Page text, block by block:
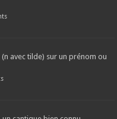
avec tilde) sur un prénom ou